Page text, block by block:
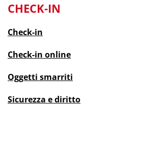
CHECK-IN
Check-in
Check-in online
Oggetti smarriti
Sicurezza e diritto